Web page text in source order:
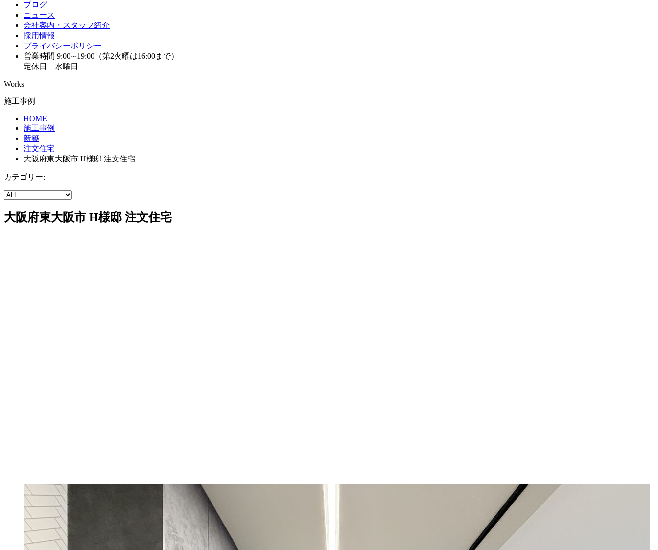
ブログ
ニュース
会社案内・スタッフ紹介
採用情報
プライバシーポリシー
営業時間 9:00∼19:00（第2火曜は16:00まで）
定休日 水曜日
Works
施工事例
HOME
施工事例
新築
注文住宅
大阪府東大阪市 H様邸 注文住宅
カテゴリー:
大阪府東大阪市 H様邸 注文住宅